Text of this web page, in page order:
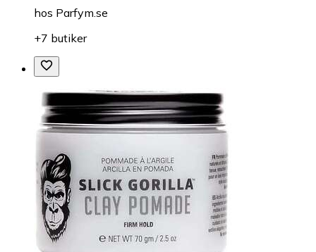
hos Parfym.se
+7 butiker